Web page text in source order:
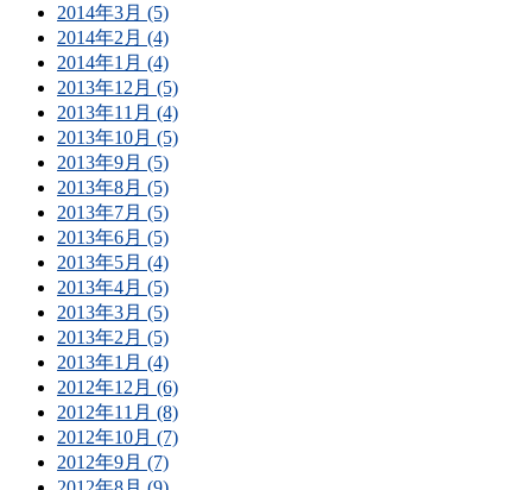
2014年3月 (5)
2014年2月 (4)
2014年1月 (4)
2013年12月 (5)
2013年11月 (4)
2013年10月 (5)
2013年9月 (5)
2013年8月 (5)
2013年7月 (5)
2013年6月 (5)
2013年5月 (4)
2013年4月 (5)
2013年3月 (5)
2013年2月 (5)
2013年1月 (4)
2012年12月 (6)
2012年11月 (8)
2012年10月 (7)
2012年9月 (7)